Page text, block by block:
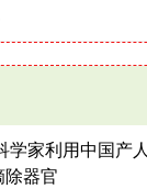
学家利用中国产
器官